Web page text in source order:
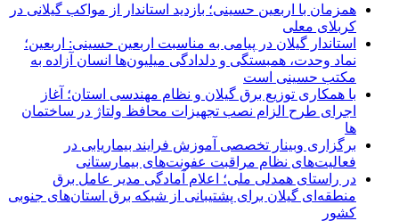
همزمان با اربعین حسینی؛ بازدید استاندار از مواکب گیلانی در
کربلای معلی
استاندار گیلان در پیامی به مناسبت اربعین حسینی: اربعین؛
نماد وحدت، همبستگی و دلدادگی میلیون‌ها انسان آزاده به
مکتب حسینی است
با همکاری توزیع برق گیلان و نظام مهندسی استان؛ آغاز
اجرای طرح الزام نصب تجهیزات محافظ ولتاژ در ساختمان
ها
برگزاری وبینار تخصصی آموزش فرایند بیماریابی در
فعالیت‌های نظام مراقبت عفونت‌های بیمارستانی
در راستای همدلی ملی؛ اعلام آمادگی مدیر عامل برق
منطقه‌ای گیلان برای پشتیبانی از شبكه برق استان‌های جنوبی
كشور